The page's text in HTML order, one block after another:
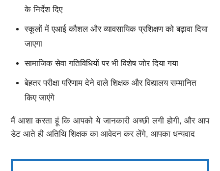
के निर्देश दिए
स्कूलों में एआई कौशल और व्यावसायिक प्रशिक्षण को बढ़ावा दिया
जाएगा
सामाजिक सेवा गतिविधियों पर भी विशेष जोर दिया गया
बेहतर परीक्षा परिणाम देने वाले शिक्षक और विद्यालय सम्मानित
किए जाएंगे
मैं आशा करता हूं कि आपको ये जानकारी अच्छी लगी होगी, और आप
डेट आते ही अतिथि शिक्षक का आवेदन कर लेंगे, आपका धन्यवाद